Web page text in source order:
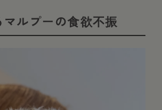
ルプーの食欲不振